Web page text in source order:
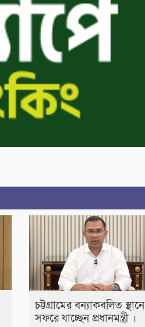
চট্টগ্রামের বন্যাকবলিত স্থানে
সফরে যাচ্ছেন প্রধানমন্ত্রী ।